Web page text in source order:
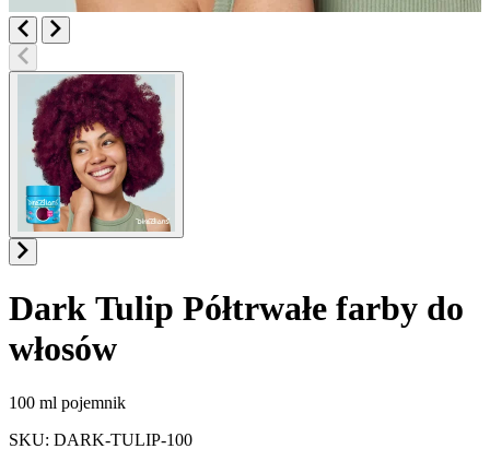
Dark Tulip Półtrwałe farby do
włosów
Informacje o produkcie
100 ml pojemnik
SKU: DARK-TULIP-100